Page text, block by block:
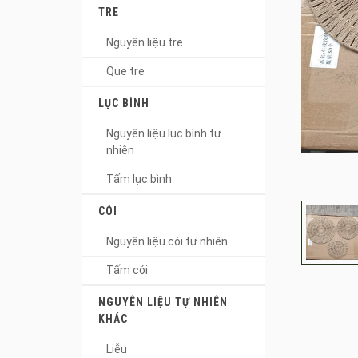
TRE
Nguyên liệu tre
Que tre
LỤC BÌNH
Nguyên liệu lục bình tự
nhiên
Tấm lục bình
CÓI
Nguyên liệu cói tự nhiên
Tấm cói
NGUYÊN LIỆU TỰ NHIÊN
KHÁC
Liễu